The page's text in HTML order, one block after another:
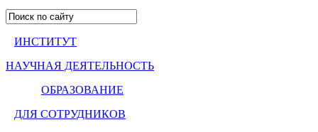
ИНСТИТУТ
НАУЧНАЯ ДЕЯТЕЛЬНОСТЬ
ОБРАЗОВАНИЕ
ДЛЯ СОТРУДНИКОВ